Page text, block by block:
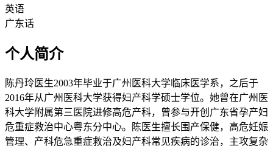
英语
广东话
个人简介
陈丹玲医生2003年毕业于广州医科大学临床医学系，之后于
2016年从广州医科大学获得妇产科学硕士学位。她曾在广州医
科大学附属第三医院进修高危产科，曾参与开创广东省孕产妇
危重症救治中心粤东分中心。陈医生擅长围产保健，高危妊娠
管理、产科危急重症救治及妇产科常见疾病的诊治，主攻复杂